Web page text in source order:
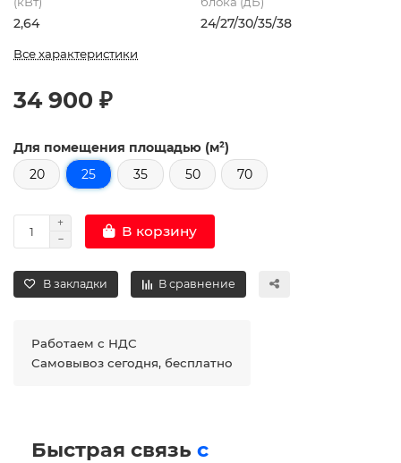
2,64 24/27/30/35/38
Все характеристики
34 900 ₽
Для помещения площадью (м²)
20
25 35 50 70
В корзину
В закладки В сравнение
Работаем с НДС
Самовывоз сегодня, бесплатно
Быстрая связь с